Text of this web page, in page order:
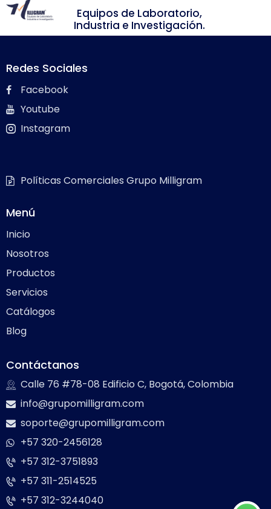
Equipos de Laboratorio,
Industria e Investigación.
Redes Sociales
Facebook
Youtube
Instagram
Políticas Comerciales Grupo Milligram
Menú
Inicio
Nosotros
Productos
Servicios
Catálogos
Blog
Contáctanos
Calle 76 #78-08 Edificio C, Bogotá, Colombia
info@grupomilligram.com
soporte@grupomilligram.com
+57 320-2456128
+57 312-3751893
+57 311-2514525
+57 312-3244040